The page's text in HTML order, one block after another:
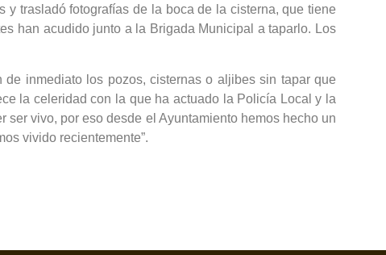
trasladó fotografías de la boca de la cisterna, que tiene
han acudido junto a la Brigada Municipal a taparlo. Los
inmediato los pozos, cisternas o aljibes sin tapar que
la celeridad con la que ha actuado la Policía Local y la
vivo, por eso desde el Ayuntamiento hemos hecho un
vivido recientemente”.